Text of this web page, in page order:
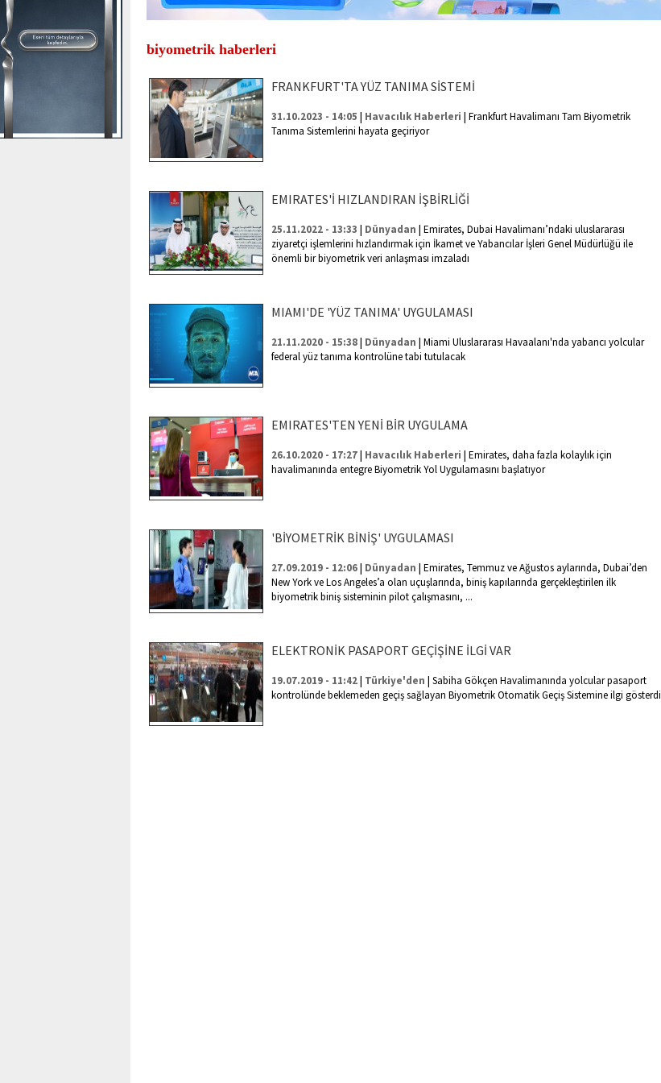
biyometrik haberleri
FRANKFURT'TA YÜZ TANIMA SİSTEMİ
31.10.2023 - 14:05 | Havacılık Haberleri | Frankfurt Havalimanı Tam Biyometrik
Tanıma Sistemlerini hayata geçiriyor
EMIRATES'İ HIZLANDIRAN İŞBİRLİĞİ
25.11.2022 - 13:33 | Dünyadan | Emirates, Dubai Havalimanı’ndaki uluslararası
ziyaretçi işlemlerini hızlandırmak için İkamet ve Yabancılar İşleri Genel Müdürlüğü ile
önemli bir biyometrik veri anlaşması imzaladı
MIAMI'DE 'YÜZ TANIMA' UYGULAMASI
21.11.2020 - 15:38| Dünyadan | Miami Uluslararası Havaalanı'nda yabancı yolcular
federal yüz tanıma kontrolüne tabi tutulacak
EMIRATES'TEN YENİ BİR UYGULAMA
26.10.2020 - 17:27| Havacılık Haberleri | Emirates, daha fazla kolaylık için
havalimanında entegre Biyometrik Yol Uygulamasını başlatıyor
'BİYOMETRİK BİNİŞ' UYGULAMASI
27.09.2019 - 12:06| Dünyadan | Emirates, Temmuz ve Ağustos aylarında, Dubai’den
New York ve Los Angeles’a olan uçuşlarında, biniş kapılarında gerçekleştirilen ilk
biyometrik biniş sisteminin pilot çalışmasını, ...
ELEKTRONİK PASAPORT GEÇİŞİNE İLGİ VAR
19.07.2019 - 11:42| Türkiye'den | Sabiha Gökçen Havalimanında yolcular pasaport
kontrolünde beklemeden geçiş sağlayan Biyometrik Otomatik Geçiş Sistemine ilgi gösterdi